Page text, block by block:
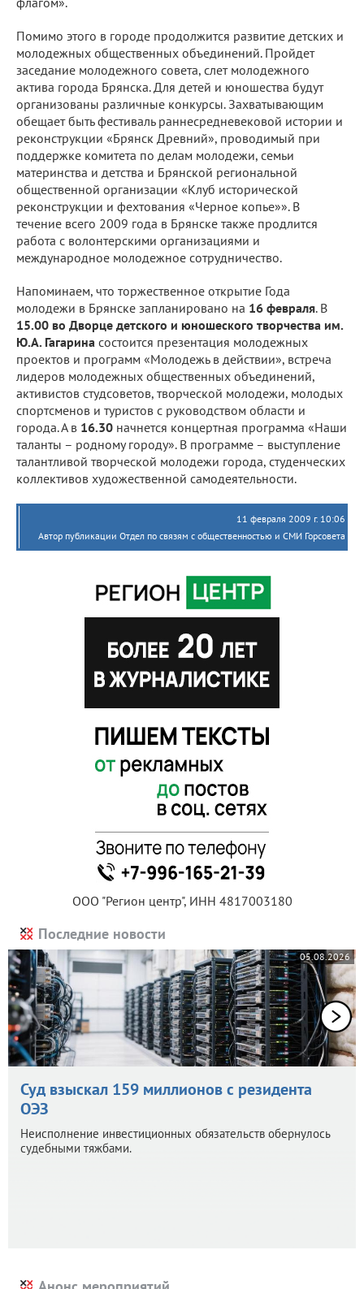
Помимо этого в городе продолжится развитие детских и
молодежных общественных объединений. Пройдет
заседание молодежного совета, слет молодежного
актива города Брянска. Для детей и юношества будут
организованы различные конкурсы. Захватывающим
обещает быть фестиваль раннесредневековой истории и
реконструкции «Брянск Древний», проводимый при
поддержке комитета по делам молодежи, семьи
материнства и детства и Брянской региональной
общественной организации «Клуб исторической
реконструкции и фехтования «Черное копье»». В
течение всего 2009 года в Брянске также продлится
работа с волонтерскими организациями и
международное молодежное сотрудничество.
Напоминаем, что торжественное открытие Года
молодежи в Брянске запланировано на 16 февраля. В
15.00 во Дворце детского и юношеского творчества им.
Ю.А. Гагарина состоится презентация молодежных
проектов и программ «Молодежь в действии», встреча
лидеров молодежных общественных объединений,
активистов студсоветов, творческой молодежи, молодых
спортсменов и туристов с руководством области и
города. А в 16.30 начнется концертная программа «Наши
таланты – родному городу». В программе – выступление
талантливой творческой молодежи города, студенческих
коллективов художественной самодеятельности.
11 февраля 2009 г. 10:06
Автор публикации Отдел по связям с общественностью и СМИ Горсовета
ООО "Регион центр", ИНН 4817003180
Последние новости
05.08.2026
Суд взыскал 159 миллионов с резидента
ОЭЗ
Неисполнение инвестиционных обязательств обернулось
судебными тяжбами.